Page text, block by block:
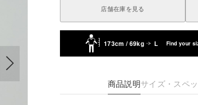
店舗在庫を見る
173cm / 69kg L Find your
商品説明サイズ・スペ